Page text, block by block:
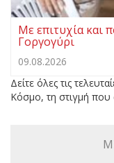
Με επιτυχία και
Γοργογύρι
09.08.2026
Δείτε όλες τις
Κόσμο, τη στιγμή